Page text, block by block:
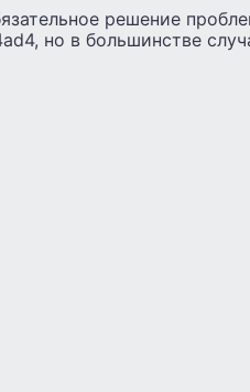
решение
но в большинстве